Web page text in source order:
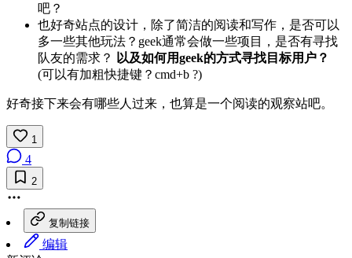
吧？
也好奇站点的设计，除了简洁的阅读和写作，是否可以
多一些其他玩法？geek通常会做一些项目，是否有寻找
队友的需求？
以及如何用geek的方式寻找目标用户？
(可以有加粗快捷键？cmd+b ?)
好奇接下来会有哪些人过来，也算是一个阅读的观察站吧。
1
4
2
复制链接
编辑